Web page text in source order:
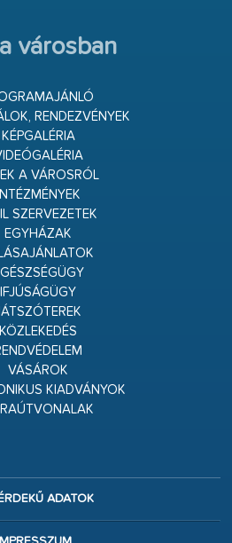
városban
RENDEZVÉNYEK
KÉPGALÉRIA
A VÁROSRÓL
SZERVEZETEK
EGYHÁZAK
IFJÚSÁGÜGY
KÖZLEKEDÉS
VÁSÁROK
KIADVÁNYOK
ADATOK